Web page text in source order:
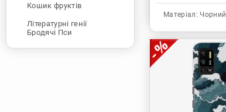
Матеріал:
Кошик фруктів
Літературні генії
Бродячі Пси
Людина-бензопила